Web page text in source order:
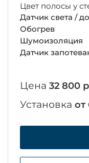
Цвет полосы у
Датчик света /
Обогрев
Шумоизоляция
Датчик
Цена 32 800
Установка от